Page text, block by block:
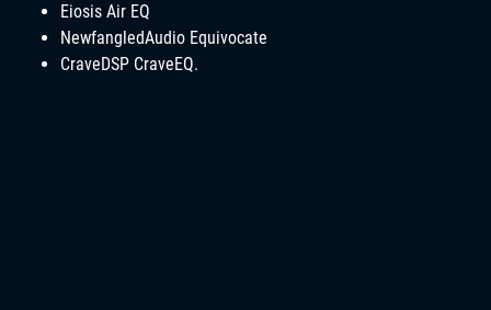
Eiosis Air EQ
NewfangledAudio Equivocate
CraveDSP CraveEQ.